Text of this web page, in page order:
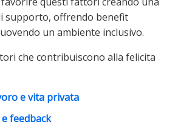
supporto, offrendo benefit
un ambiente inclusivo.
che contribuiscono alla felicita
e vita privata
feedback